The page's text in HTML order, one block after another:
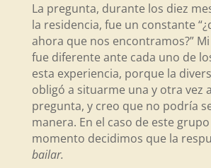
La pregunta, durante los diez
la residencia, fue un constante
ahora que nos encontramos?”
fue diferente ante cada uno de
esta experiencia, porque la
obligó a situarme una y otra vez
pregunta, y creo que no podría
manera. En el caso de este
momento decidimos que la
bailar.